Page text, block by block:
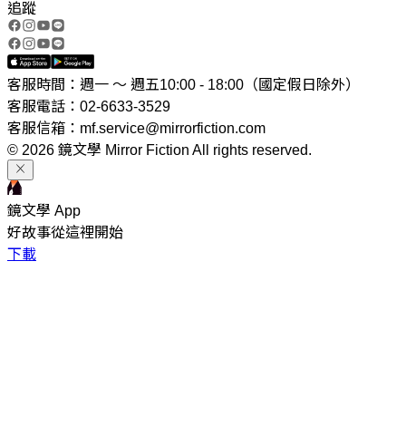
追蹤
客服時間：週一 ～ 週五10:00 - 18:00（國定假日除外）
客服電話：02-6633-3529
客服信箱：mf.service@mirrorfiction.com
© 2026 鏡文學 Mirror Fiction All rights reserved.
鏡文學 App
好故事從這裡開始
下載